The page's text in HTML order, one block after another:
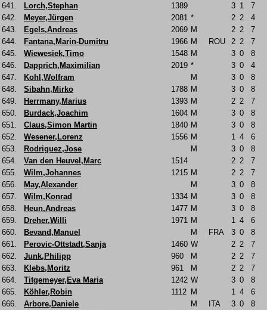
641.
Lorch,Stephan 1389 3 1
7
642.
Meyer,Jürgen 2081 * 2 2
4
643.
Egels,Andreas 2069 M 2 2
7
644.
Fantana,Marin-Dumitru 1966 M ROU 2 2
7
645.
Wiewesiek,Timo 1548 M 3 0
8
646.
Dapprich,Maximilian 2019 * 3 0
4
647.
Kohl,Wolfram M 3 0
8
648.
Sibahn,Mirko 1788 M 3 0
8
649.
Herrmany,Marius 1393 M 2 2
7
650.
Burdack,Joachim 1604 M 3 0
8
651.
Claus,Simon Martin 1840 M 3 0
8
652.
Wesener,Lorenz 1556 M 1 4
6
653.
Rodriguez,Jose M 3 0
8
654.
Van den Heuvel,Marc 1514 2 2
7
655.
Wilm,Johannes 1215 M 2 2
7
656.
May,Alexander M 3 0
8
657.
Wilm,Konrad 1334 M 3 0
8
658.
Heun,Andreas 1477 M 3 0
8
659.
Dreher,Willi 1971 M 1 4
6
660.
Bevand,Manuel M FRA 3 0
8
661.
Perovic-Ottstadt,Sanja 1460 W 2 2
7
662.
Junk,Philipp 960 M 2 2
7
663.
Klebs,Moritz 961 M 2 2
7
664.
Titgemeyer,Eva Maria 1242 W 3 0
8
665.
Köhler,Robin 1112 M 1 4
6
666.
Arbore,Daniele M ITA 3 0
8